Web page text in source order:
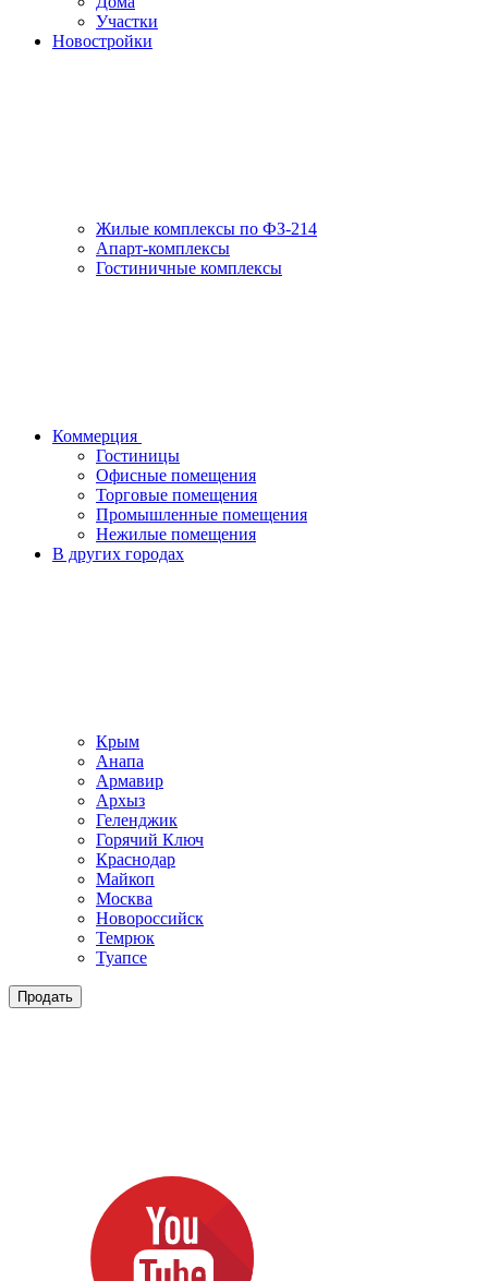
Участки
Новостройки
Жилые комплексы по ФЗ-214
Апарт-комплексы
Гостиничные комплексы
Коммерция
Гостиницы
Офисные помещения
Торговые помещения
Промышленные помещения
Нежилые помещения
В других городах
Крым
Анапа
Армавир
Архыз
Геленджик
Горячий Ключ
Краснодар
Майкоп
Москва
Новороссийск
Темрюк
Туапсе
Продать